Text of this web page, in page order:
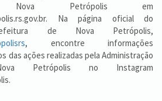
Petrópolis em
Na página oficial do
de Nova Petrópolis,
, encontre informações
das ações realizadas pela Administração
Petrópolis no Instagram